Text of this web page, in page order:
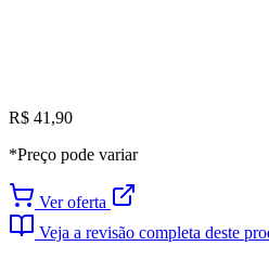
R$ 41,90
*Preço pode variar
Ver oferta
Veja a revisão completa deste